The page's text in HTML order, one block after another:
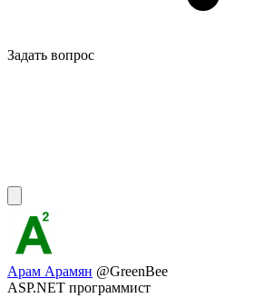
Задать вопрос
Арам Арамян @GreenBee
ASP.NET программист